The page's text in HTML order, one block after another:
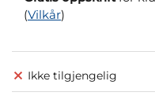
(Vilkår)
Ikke tilgjengelig